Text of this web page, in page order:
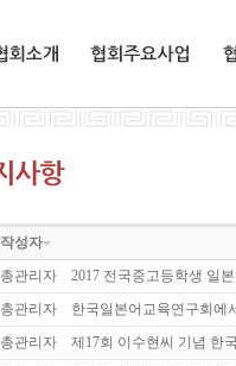
작성자
총관리자 2017 전국중고등학생 일
총관리자 한국일본어교육연구회에
총관리자 제17회 이수현씨 기념 한